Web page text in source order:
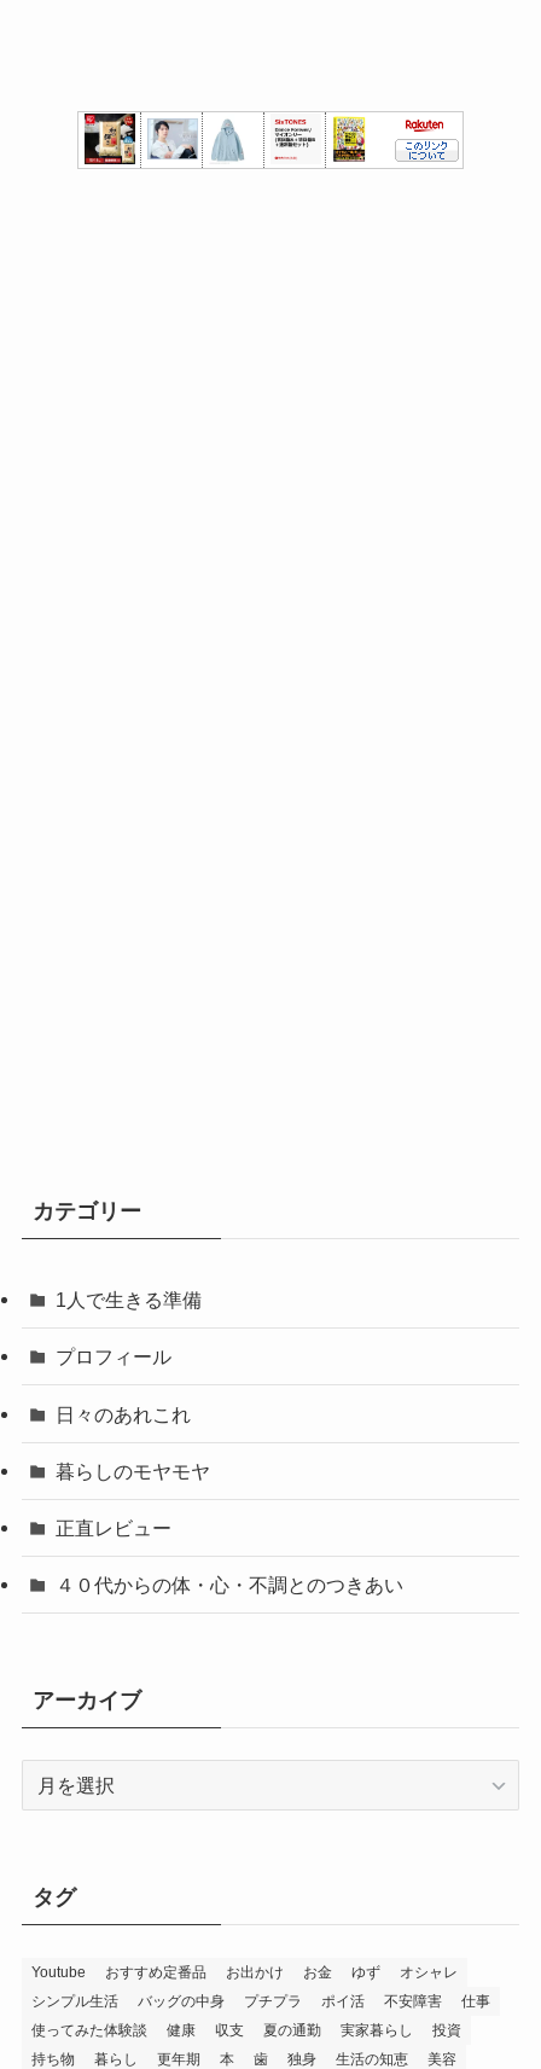
カテゴリー
1人で生きる準備
プロフィール
日々のあれこれ
暮らしのモヤモヤ
正直レビュー
４０代からの体・心・不調とのつきあい
アーカイブ
ブタグ
Youtube おすすめ定番品 お出かけ お金 ゆず
オシャレ
シンプル生活
バッグの中身 プチプラ ポイ活 不安障害
仕事
使ってみた体験談
健康 収支 夏の通勤 実家暮らし
投資
持ち物
暮らし 更年期 本 歯 独身 生活の知恵 美容